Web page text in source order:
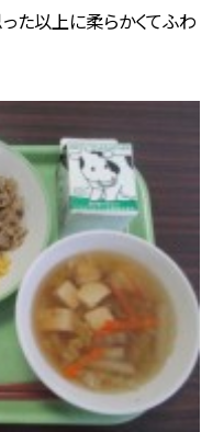
た以上に柔らかくてふわ